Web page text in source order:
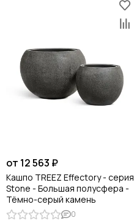
от 12 563 ₽
Кашпо TREEZ Effectory - серия
Stone - Большая полусфера -
Тёмно-серый камень
0